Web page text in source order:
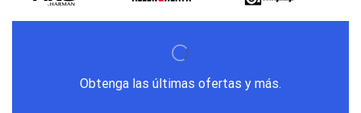
Obtenga las últimas ofertas y más.